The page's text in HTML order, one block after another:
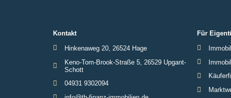
Kontakt
Hinkenaweg 20, 26524 Hage
Keno-Tom-Brook-Straße 5, 26529 Upgant-
Schott
04931 9302094
Für